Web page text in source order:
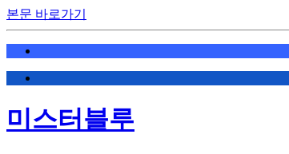
본문 바로가기
미스터블루